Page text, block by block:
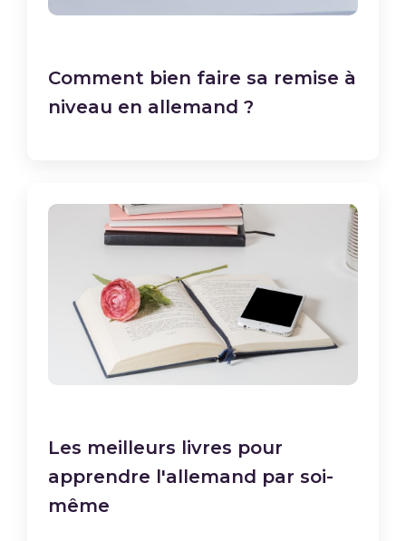
Comment bien faire sa remise à
niveau en allemand ?
Les meilleurs livres pour
apprendre l'allemand par soi-
même